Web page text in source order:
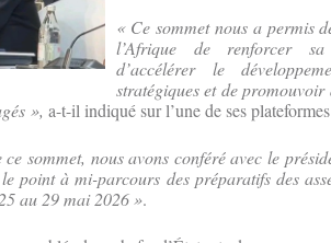
« Ce sommet nous a permis
l’Afrique de renforcer sa
d’accélérer le
stratégiques et de
», a-t-il indiqué sur l’une de ses
sommet, nous avons conféré avec le
point à mi-parcours des préparatifs des
au 29 mai 2026 ».